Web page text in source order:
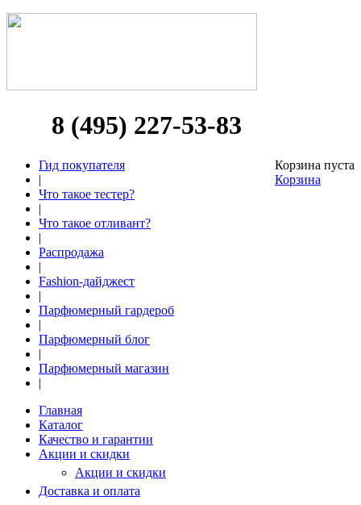
8 (495) 227-53-83
Корзина пуста
Корзина
Гид покупателя
|
Что такое тестер?
|
Что такое отливант?
|
Распродажа
|
Fashion-дайджест
|
Парфюмерный гардероб
|
Парфюмерный блог
|
Парфюмерный магазин
|
Главная
Каталог
Качество и гарантии
Акции и скидки
Акции и скидки
Доставка и оплата